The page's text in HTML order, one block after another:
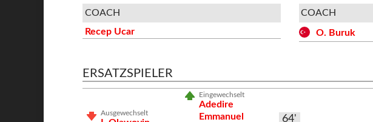
COACH
Recep Ucar
COACH
O. Buruk
ERSATZSPIELER
Ausgewechselt
Eingewechselt
Adedire
Emmanuel
64'